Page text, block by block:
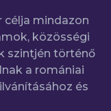
célja mindazon
közösségi
szintjén történő
a romániai
és